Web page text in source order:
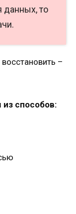
данных, то
–
способов: